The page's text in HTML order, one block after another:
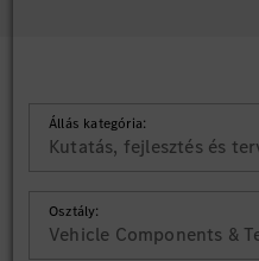
Állás kategória:
Kutatás, fejlesztés és
Osztály:
Vehicle Components &